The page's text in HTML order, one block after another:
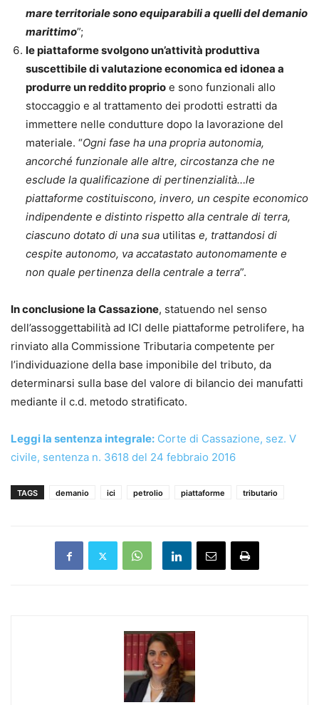
mare territoriale sono equiparabili a quelli del demanio
marittimo”;
le piattaforme svolgono un’attività produttiva
suscettibile di valutazione economica ed idonea a
produrre un reddito proprio e sono funzionali allo
stoccaggio e al trattamento dei prodotti estratti da
immettere nelle condutture dopo la lavorazione del
materiale. “Ogni fase ha una propria autonomia,
ancorché funzionale alle altre, circostanza che ne
esclude la qualificazione di pertinenzialità…le
piattaforme costituiscono, invero, un cespite economico
indipendente e distinto rispetto alla centrale di terra,
ciascuno dotato di una sua utilitas e, trattandosi di
cespite autonomo, va accatastato autonomamente e
non quale pertinenza della centrale a terra”.
In conclusione la Cassazione, statuendo nel senso
dell’assoggettabilità ad ICI delle piattaforme petrolifere, ha
rinviato alla Commissione Tributaria competente per
l’individuazione della base imponibile del tributo, da
determinarsi sulla base del valore di bilancio dei manufatti
mediante il c.d. metodo stratificato.
Leggi la sentenza integrale: Corte di Cassazione, sez. V
civile, sentenza n. 3618 del 24 febbraio 2016
TAGS demanio ici petrolio piattaforme tributario